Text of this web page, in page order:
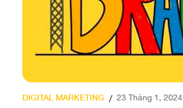
DIGITAL MARKETING / 23 Tháng 1, 2024